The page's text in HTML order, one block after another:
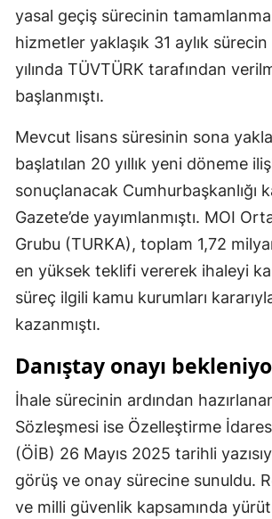
yasal geçiş sürecinin
hizmetler yaklaşık 31 aylık
yılında TÜVTÜRK tarafından
başlanmıştı.
Mevcut lisans süresinin sona
başlatılan 20 yıllık yeni döneme
sonuçlanacak Cumhurbaşkanlığı
Gazete’de yayımlanmıştı. MOI
Grubu (TURKA), toplam 1,72
en yüksek teklifi vererek ihaleyi
süreç ilgili kamu kurumları
kazanmıştı.
Danıştay onayı
İhale sürecinin ardından
Sözleşmesi ise Özelleştirme İdaresi
(ÖİB) 26 Mayıs 2025 tarihli
görüş ve onay sürecine sunuldu.
ve milli güvenlik kapsamında